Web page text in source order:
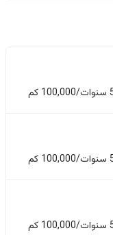
كم
كم
كم